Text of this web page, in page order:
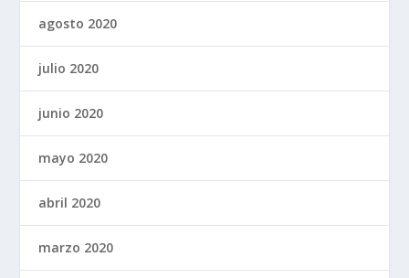
agosto 2020
julio 2020
junio 2020
mayo 2020
abril 2020
marzo 2020